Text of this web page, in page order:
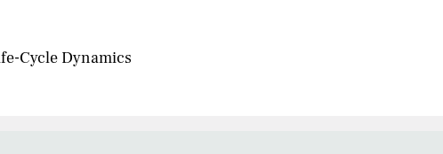
Cycle Dynamics